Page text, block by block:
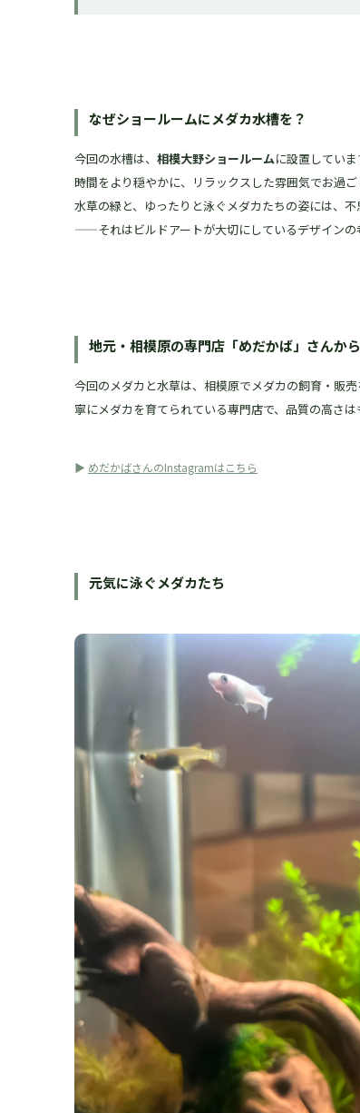
なぜショールームにメダカ水槽を？
今回の水槽は、 相模大野ショールームに設置してい
時間をより穏やかに、リラックスした雰囲気でお過
水草の緑と、ゆったりと泳ぐメダカたちの姿には、
——それはビルドアートが大切にしているデザインの
地元・相模原の専門店「めだかば」さんか
今回のメダカと水草は、相模原でメダカの飼育・販売
寧にメダカを育てられている専門店で、品質の高さ
▶ めだかばさんのInstagramはこちら
元気に泳ぐメダカたち